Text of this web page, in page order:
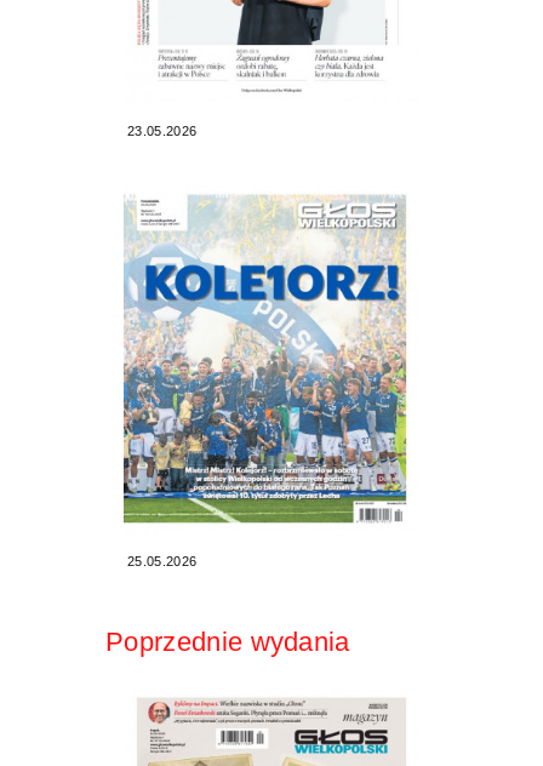
23.05.2026
25.05.2026
Poprzednie wydania